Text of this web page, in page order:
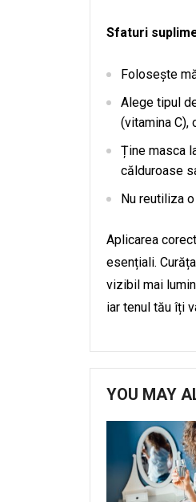
Sfaturi
Folosește
Alege tipul
(vitamina C),
Ține masca
călduroase
Nu reutiliza
Aplicarea
esențiali.
vizibil mai
iar tenul tău îți
YOU MAY